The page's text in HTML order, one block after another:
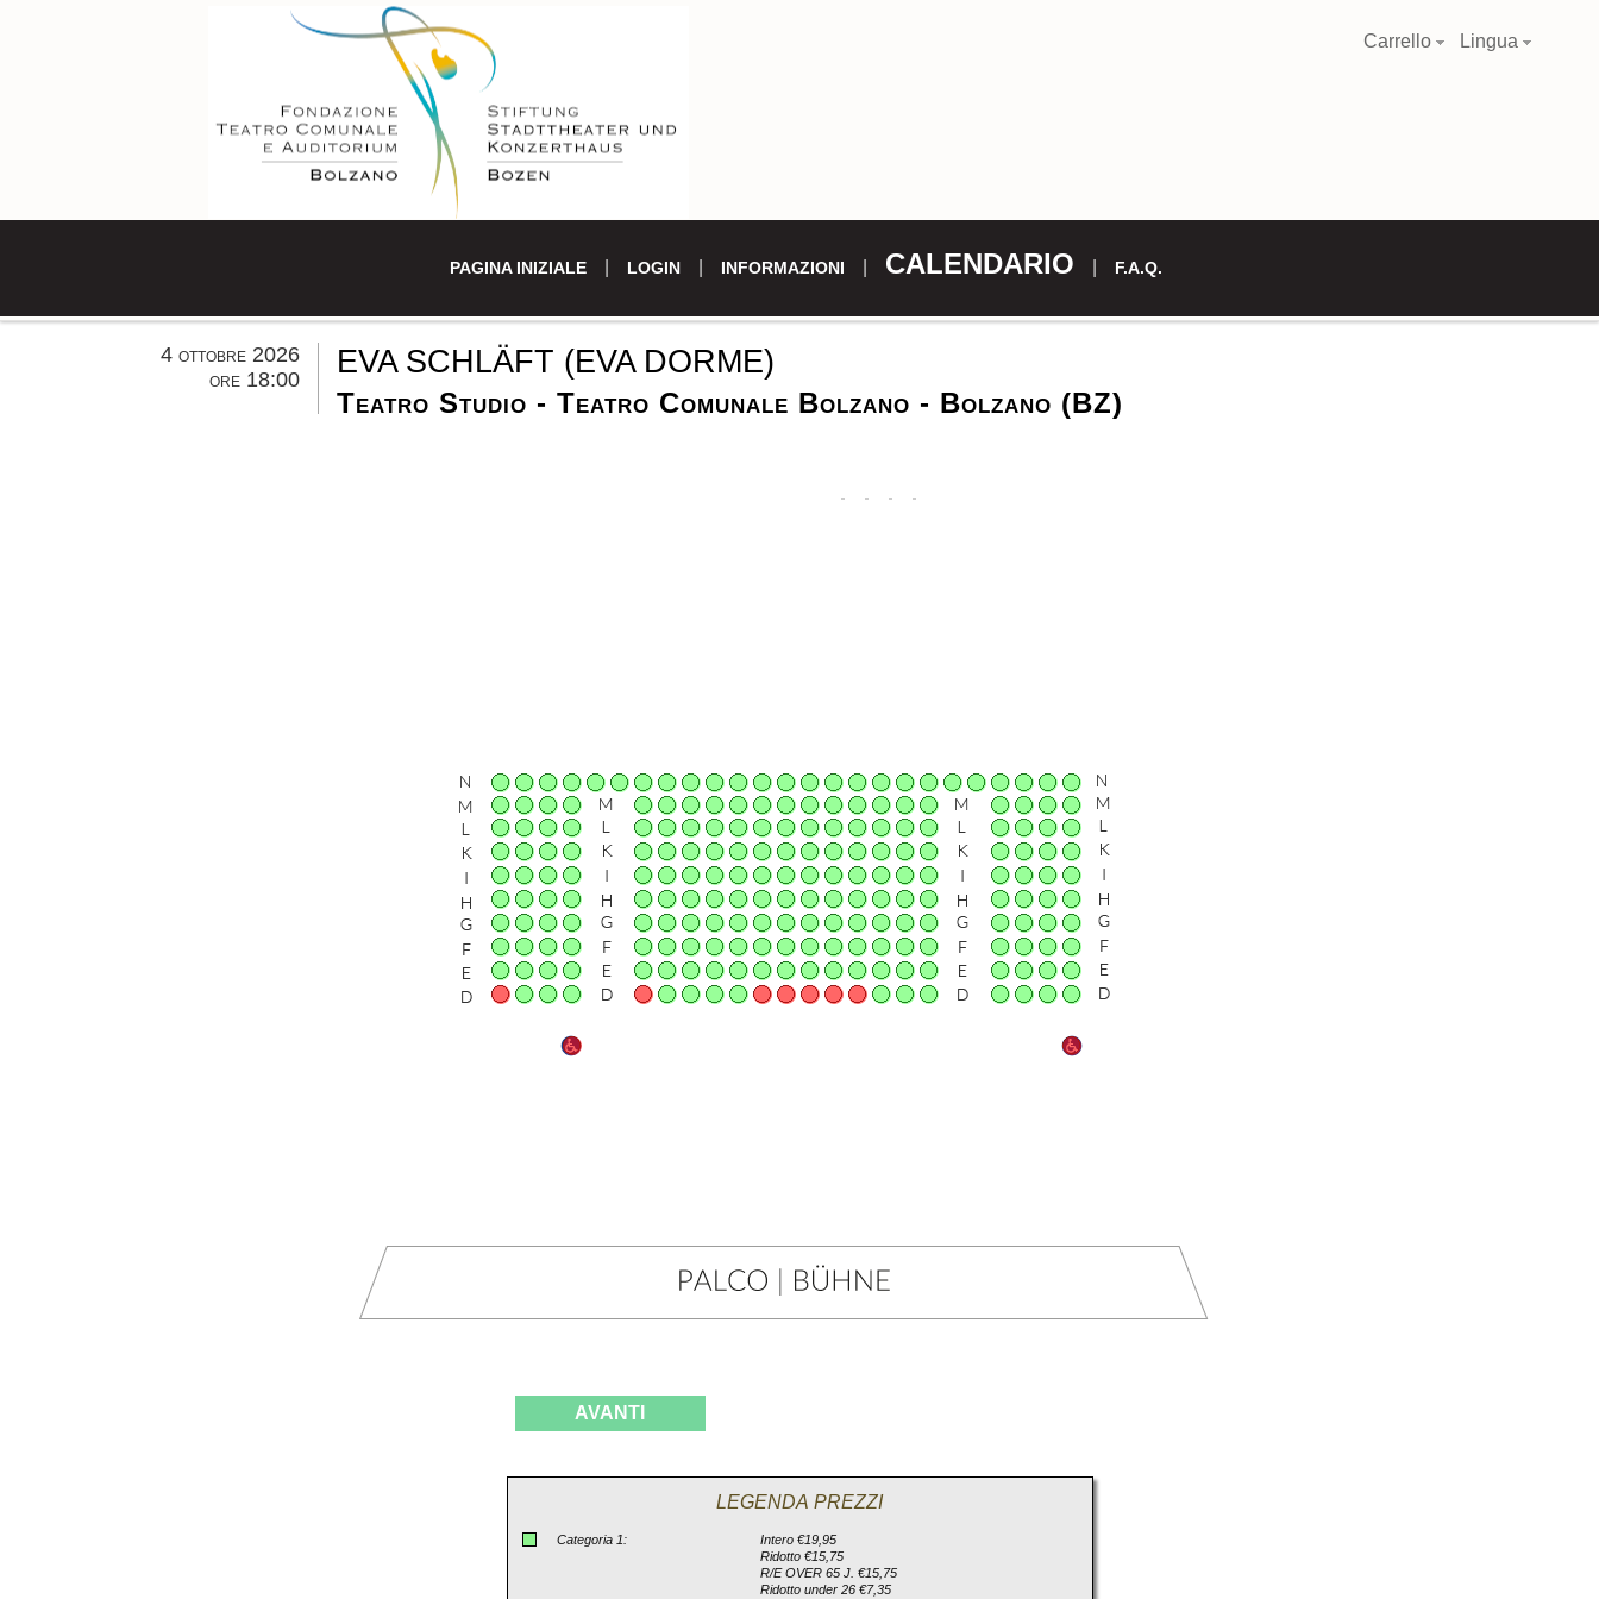
Carrello Lingua
PAGINA INIZIALE LOGIN INFORMAZIONI CALENDARIO F.A.Q.
4 ottobre 2026
ore 18:00
EVA SCHLÄFT (EVA DORME)
Teatro Studio - Teatro Comunale Bolzano - Bolzano (BZ)
AVANTI
LEGENDA PREZZI
Categoria 1:
Intero €19,95
Ridotto €15,75
R/E OVER 65 J. €15,75
Ridotto under 26 €7,35